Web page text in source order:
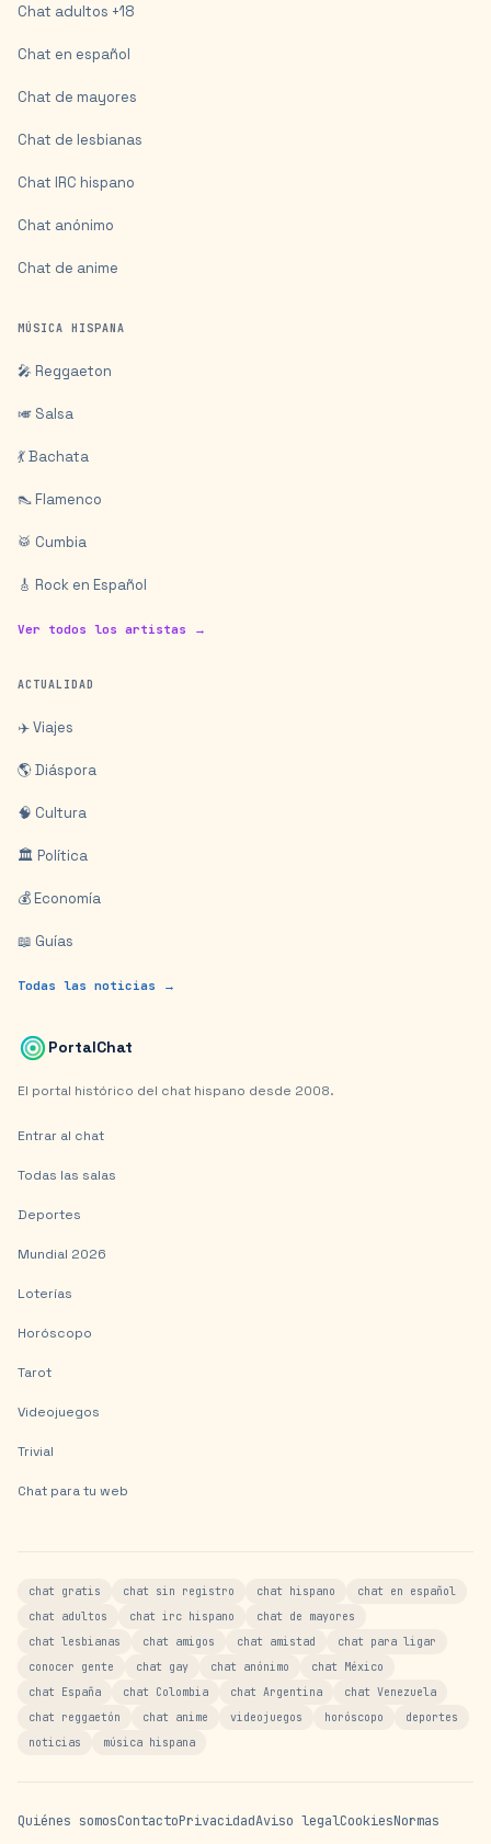
Chat adultos +18
Chat en español
Chat de mayores
Chat de lesbianas
Chat IRC hispano
Chat anónimo
Chat de anime
MÚSICA HISPANA
🎤 Reggaeton
🎺 Salsa
💃 Bachata
👠 Flamenco
🥁 Cumbia
🎸 Rock en Español
Ver todos los artistas →
ACTUALIDAD
✈️ Viajes
🌎 Diáspora
🧠 Cultura
🏛️ Política
💰 Economía
📖 Guías
Todas las noticias →
PortalChat
El portal histórico del chat hispano desde 2008.
Entrar al chat
Todas las salas
Deportes
Mundial 2026
Loterías
Horóscopo
Tarot
Videojuegos
Trivial
Chat para tu web
chat gratis chat sin registro chat hispano
chat en español
chat adultos
chat irc hispano
chat de mayores
chat lesbianas
chat amigos chat amistad
chat para ligar
conocer gente
chat gay chat anónimo
chat México
chat España
chat Colombia chat Argentina
chat Venezuela
chat reggaetón
chat anime videojuegos horóscopo
deportes
noticias
música hispana
Quiénes somosContactoPrivacidadAviso legalCookiesNormas